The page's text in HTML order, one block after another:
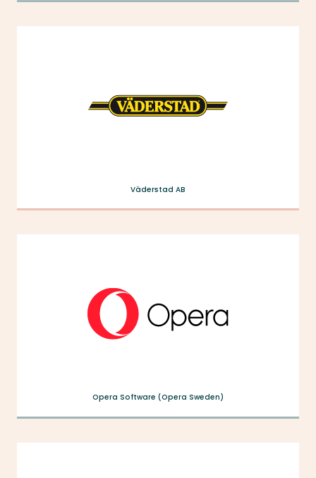
Väderstad AB
Opera Software (Opera Sweden)